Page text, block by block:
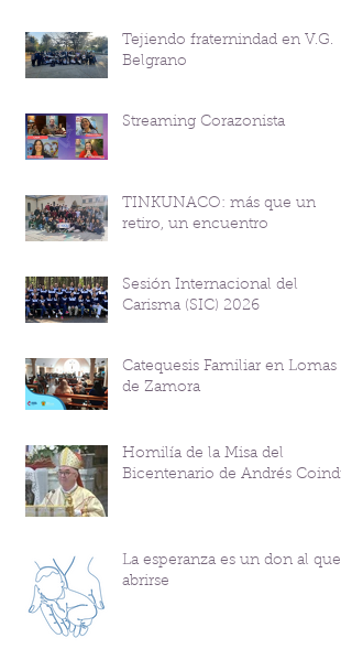
Tejiendo fraternindad en V.G.
Belgrano
Streaming Corazonista
TINKUNACO: más que un
retiro, un encuentro
Sesión Internacional del
Carisma (SIC) 2026
Catequesis Familiar en Lomas
de Zamora
Homilía de la Misa del
Bicentenario de Andrés Coindre
La esperanza es un don al que
abrirse